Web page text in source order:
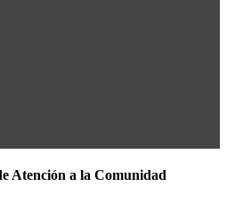
Atención a la Comunidad